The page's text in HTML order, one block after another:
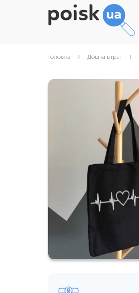
Головна Дошка втрат